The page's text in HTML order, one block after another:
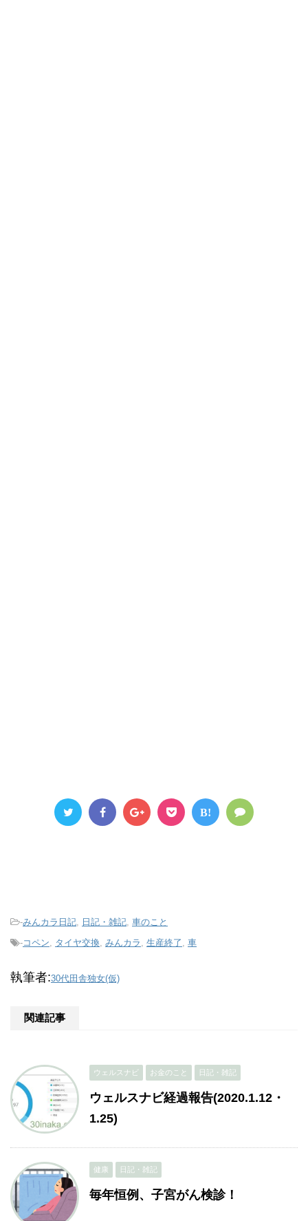
B!
-みんカラ日記, 日記・雑記, 車のこと
-コペン, タイヤ交換, みんカラ , 生産終了 , 車
執筆者:30代田舎独女(仮)
関連記事
ウェルスナビ お金のこと 日記・雑記
ウェルスナビ経過報告(2020.1.12・
1.25)
健康 日記・雑記
毎年恒例、子宮がん検診！